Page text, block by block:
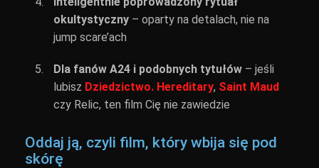
okultystyczny – oparty na detalach, nie na
jump scare’ach
Dla fanów A24 i podobnych tytułów – jeśli
lubisz Dziedzictwo. Hereditary, Saint Maud
czy Relic, ten film Cię nie zawiedzie
Oddaj ją, czyli film, który wbija się pod
skórę